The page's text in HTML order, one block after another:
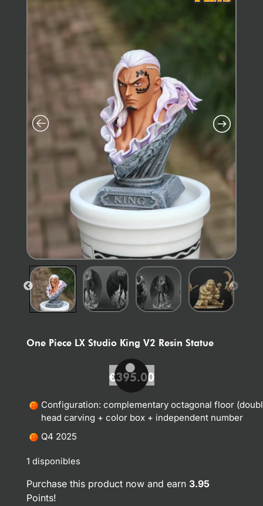
One Piece LX Studio King V2 Resin Statue
€395.00
Configuration: complementary octagonal floor
head carving + color box + independent number
Q4 2025
1 disponibles
Purchase this product now and earn 3.95
Points!